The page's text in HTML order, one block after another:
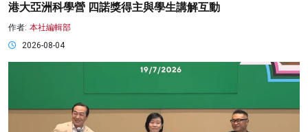
港大亞洲科學營 四諾獎得主與學生講解互動
作者: 本社編輯部
2026-08-04